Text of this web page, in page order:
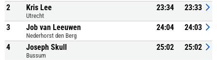
2 Kris Lee
Utrecht
23:34 23:33
3 Job van Leeuwen
Nederhorst den Berg
24:04 24:03
4 Joseph Skull
Bussum
25:02 25:02